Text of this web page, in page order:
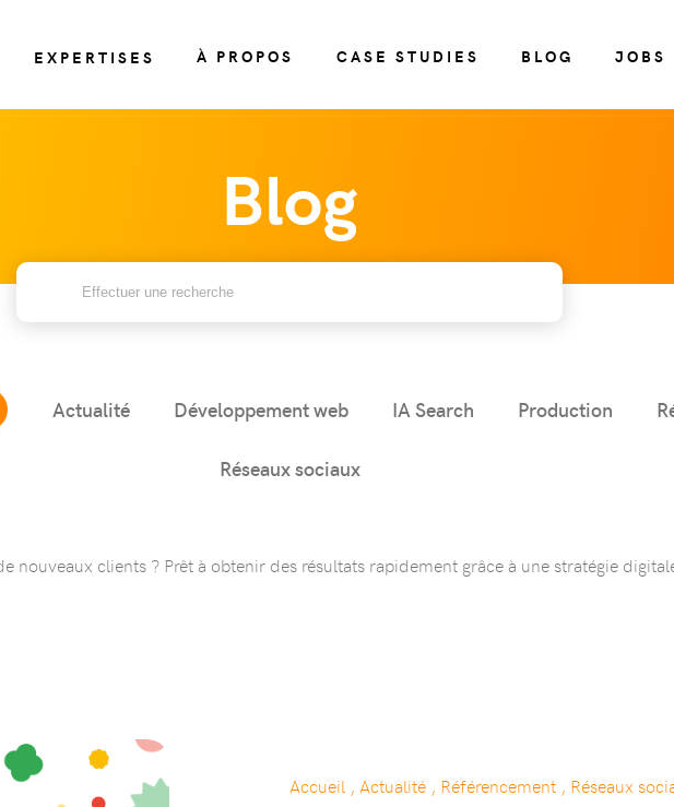
EXPERTISES À PROPOS CASE STUDIES BLOG JOBS
Blog
Actualité Développement web IA Search Production
Réseaux sociaux
nouveaux clients ? Prêt à obtenir des résultats rapidement grâce à une stratégie
Accueil , Actualité , Référencement , Réseaux